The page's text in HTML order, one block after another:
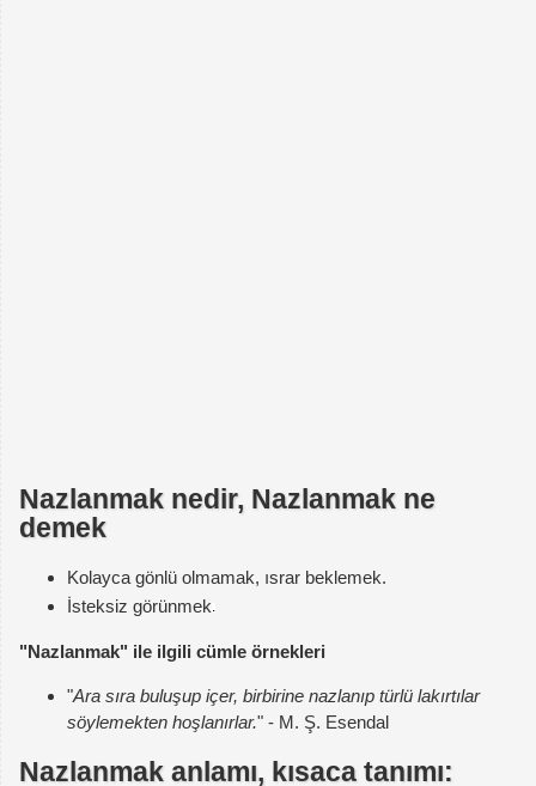
Nazlanmak nedir, Nazlanmak ne
demek
Kolayca gönlü olmamak, ısrar beklemek.
İsteksiz görünmek
"Nazlanmak" ile ilgili cümle örnekleri
"Ara sıra buluşup içer, birbirine nazlanıp türlü lakırtılar
söylemekten hoşlanırlar." - M. Ş. Esendal
Nazlanmak anlamı, kısaca tanımı: